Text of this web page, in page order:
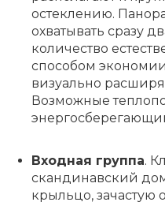
остеклению.
охватывать сразу
количество
способом
визуально
Возможные
Входная группа.
скандинавский
крыльцо, зачастую